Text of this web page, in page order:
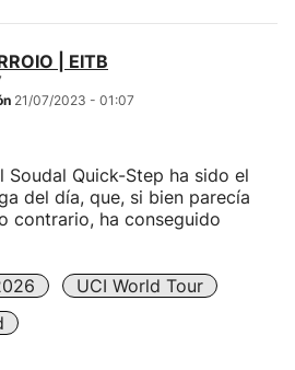
| EITB
21/07/2023 - 01:07
Soudal Quick-Step ha sido el
del día, que, si bien parecía
contrario, ha conseguido
UCI World Tour